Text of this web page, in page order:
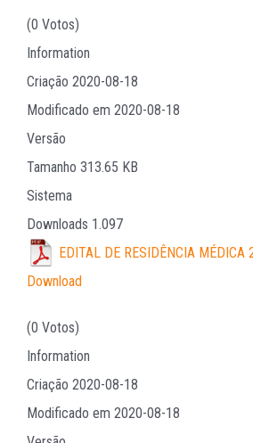
(0 Votos)
Information
Criação 2020-08-18
Modificado em 2020-08-18
Versão
Tamanho 313.65 KB
Sistema
Downloads 1.097
EDITAL DE RESIDÊNCIA MÉDICA
Download
(0 Votos)
Information
Criação 2020-08-18
Modificado em 2020-08-18